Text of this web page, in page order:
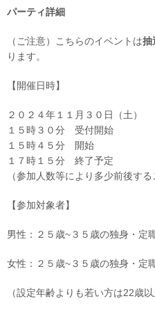
パーティ詳細
（ご注意）こちらのイベントは抽
ります。
【開催日時】
２０２４年１１月３０日（土）
１５時３０分 受付開始
１５時４５分 開始
１７時１５分 終了予定
（参加人数等により多少前後する
【参加対象者】
男性：２５歳~３５歳の独身・定
女性：２５歳~３５歳の独身・定
（設定年齢よりも若い方は22歳